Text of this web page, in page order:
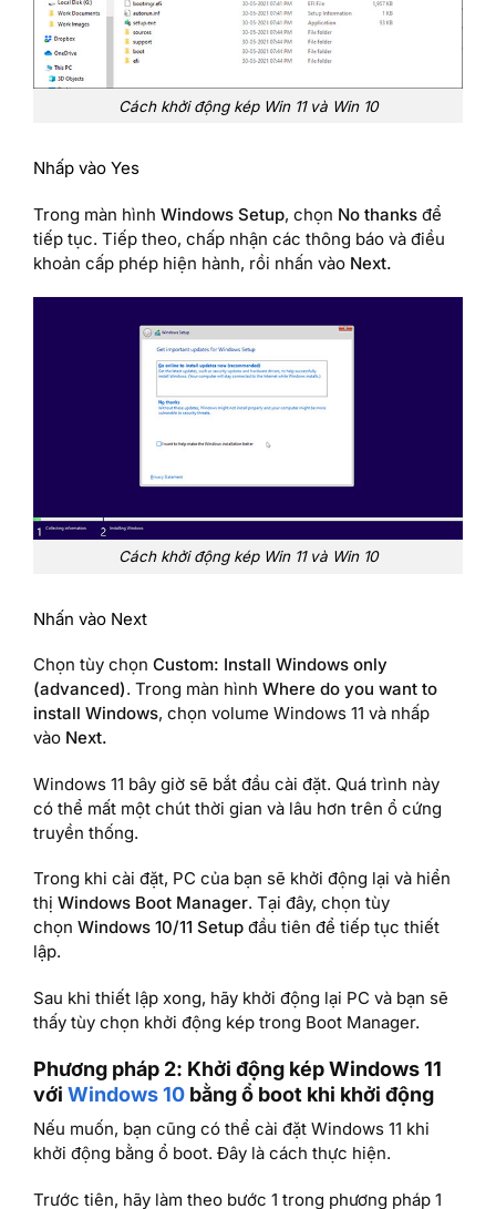
Cách khởi động kép Win 11 và Win 10
Nhấp vào Yes
Trong màn hình Windows Setup, chọn No thanks để
tiếp tục. Tiếp theo, chấp nhận các thông báo và điều
khoản cấp phép hiện hành, rồi nhấn vào Next.
Cách khởi động kép Win 11 và Win 10
Nhấn vào Next
Chọn tùy chọn Custom: Install Windows only
(advanced). Trong màn hình Where do you want to
install Windows, chọn volume Windows 11 và nhấp
vào Next.
Windows 11 bây giờ sẽ bắt đầu cài đặt. Quá trình này
có thể mất một chút thời gian và lâu hơn trên ổ cứng
truyền thống.
Trong khi cài đặt, PC của bạn sẽ khởi động lại và hiển
thị Windows Boot Manager. Tại đây, chọn tùy
chọn Windows 10/11 Setup đầu tiên để tiếp tục thiết
lập.
Sau khi thiết lập xong, hãy khởi động lại PC và bạn sẽ
thấy tùy chọn khởi động kép trong Boot Manager.
Phương pháp 2: Khởi động kép Windows 11
với Windows 10 bằng ổ boot khi khởi động
Nếu muốn, bạn cũng có thể cài đặt Windows 11 khi
khởi động bằng ổ boot. Đây là cách thực hiện.
Trước tiên, hãy làm theo bước 1 trong phương pháp 1